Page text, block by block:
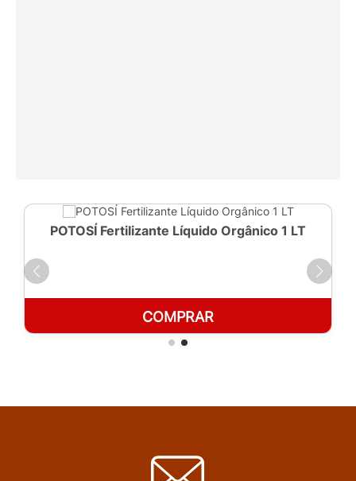
POTOSÍ Fertilizante Líquido Orgânico 1 LT
COMPRAR